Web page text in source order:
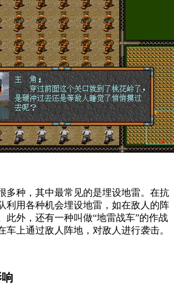
多种，其中最常见的是埋设地雷。在抗
利用各种机会埋设地雷，如在敌人的阵
此外，还有一种叫做“地雷战车”的作战
车上通过敌人阵地，对敌人进行袭击。